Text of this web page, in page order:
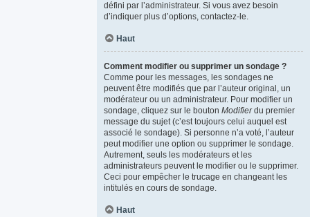
défini par l’administrateur. Si vous avez besoin
d’indiquer plus d’options, contactez-le.
Haut
Comment modifier ou supprimer un sondage ?
Comme pour les messages, les sondages ne
peuvent être modifiés que par l’auteur original, un
modérateur ou un administrateur. Pour modifier un
sondage, cliquez sur le bouton Modifierdu premier
message du sujet (c’est toujours celui auquel est
associé le sondage). Si personne n’a voté, l’auteur
peut modifier une option ou supprimer le sondage.
Autrement, seuls les modérateurs et les
administrateurs peuvent le modifier ou le supprimer.
Ceci pour empêcher le trucage en changeant les
intitulés en cours de sondage.
Haut